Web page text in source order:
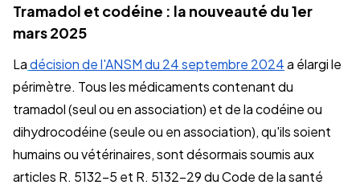
Tramadol et codéine : la nouveauté du 1er
mars 2025
Ladécision de l'ANSM du 24 septembre 2024a élargi le
périmètre. Tous les médicaments contenant du
tramadol (seul ou en association) et de la codéine ou
dihydrocodéine (seule ou en association), qu'ils soient
humains ou vétérinaires, sont désormais soumis aux
articles R. 5132-5 et R. 5132-29 du Code de la santé